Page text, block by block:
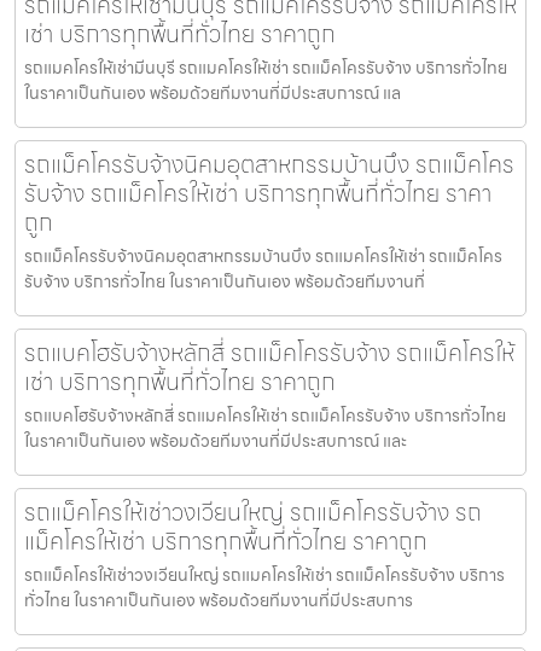
เช่า บริการทุกพื้นที่ทั่วไทย ราคาถูก
รถแมคโครให้เช่ามีนบุรี รถแมคโครให้เช่า รถแม็คโครรับจ้าง บริการทั่วไทย
ในราคาเป็นกันเอง พร้อมด้วยทีมงานที่มีประสบการณ์ แล
รถแม็คโครรับจ้างนิคมอุตสาหกรรมบ้านบึง รถแม็คโคร
รับจ้าง รถแม็คโครให้เช่า บริการทุกพื้นที่ทั่วไทย ราคา
ถูก
รถแม็คโครรับจ้างนิคมอุตสาหกรรมบ้านบึง รถแมคโครให้เช่า รถแม็คโคร
รับจ้าง บริการทั่วไทย ในราคาเป็นกันเอง พร้อมด้วยทีมงานที่
รถแบคโฮรับจ้างหลักสี่ รถแม็คโครรับจ้าง รถแม็คโครให้
เช่า บริการทุกพื้นที่ทั่วไทย ราคาถูก
รถแบคโฮรับจ้างหลักสี่ รถแมคโครให้เช่า รถแม็คโครรับจ้าง บริการทั่วไทย
ในราคาเป็นกันเอง พร้อมด้วยทีมงานที่มีประสบการณ์ และ
รถแม็คโครให้เช่าวงเวียนใหญ่ รถแม็คโครรับจ้าง รถ
แม็คโครให้เช่า บริการทุกพื้นที่ทั่วไทย ราคาถูก
รถแม็คโครให้เช่าวงเวียนใหญ่ รถแมคโครให้เช่า รถแม็คโครรับจ้าง บริการ
ทั่วไทย ในราคาเป็นกันเอง พร้อมด้วยทีมงานที่มีประสบการ